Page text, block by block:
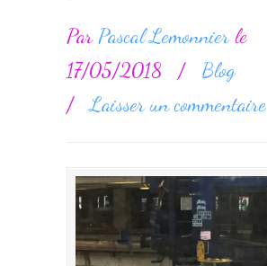
Par Pascal Lemonnierle
17/05/2018
/
Blog
/Laisser un commentaire